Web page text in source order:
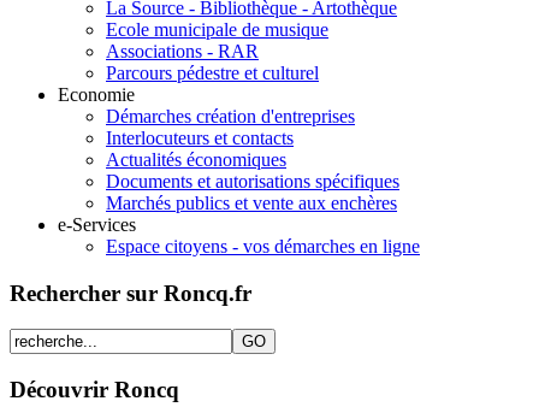
La Source - Bibliothèque - Artothèque
Ecole municipale de musique
Associations - RAR
Parcours pédestre et culturel
Economie
Démarches création d'entreprises
Interlocuteurs et contacts
Actualités économiques
Documents et autorisations spécifiques
Marchés publics et vente aux enchères
e-Services
Espace citoyens - vos démarches en ligne
Rechercher sur Roncq.fr
Découvrir Roncq